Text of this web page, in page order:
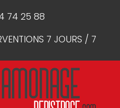
74 25 88
7 JOURS / 7